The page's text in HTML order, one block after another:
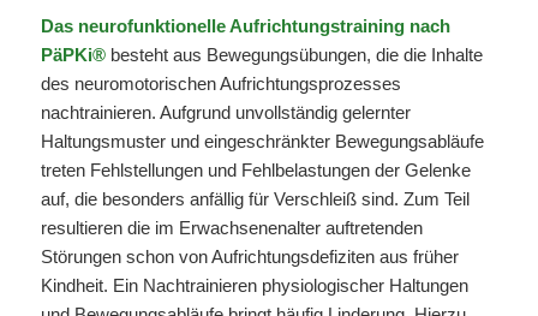
Das neurofunktionelle Aufrichtungstraining nach
PäPKi® besteht aus Bewegungsübungen, die die Inhalte
des neuromotorischen Aufrichtungsprozesses
nachtrainieren. Aufgrund unvollständig gelernter
Haltungsmuster und eingeschränkter Bewegungsabläufe
treten Fehlstellungen und Fehlbelastungen der Gelenke
auf, die besonders anfällig für Verschleiß sind. Zum Teil
resultieren die im Erwachsenenalter auftretenden
Störungen schon von Aufrichtungsdefiziten aus früher
Kindheit. Ein Nachtrainieren physiologischer Haltungen